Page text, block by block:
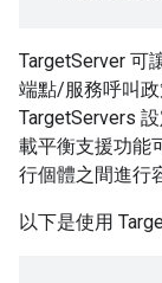
TargetServer 可
端點/服務呼叫
TargetServers
載平衡支援功能
行個體之間進行
以下是使用